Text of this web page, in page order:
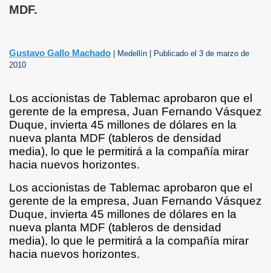
MDF.
Gustavo Gallo Machado | Medellín | Publicado el 3 de marzo de
2010
Los accionistas de Tablemac aprobaron que el
gerente de la empresa, Juan Fernando Vásquez
Duque, invierta 45 millones de dólares en la
nueva planta MDF (tableros de densidad
media), lo que le permitirá a la compañía mirar
hacia nuevos horizontes.
Los accionistas de Tablemac aprobaron que el
gerente de la empresa, Juan Fernando Vásquez
Duque, invierta 45 millones de dólares en la
nueva planta MDF (tableros de densidad
media), lo que le permitirá a la compañía mirar
hacia nuevos horizontes.
BARBOSA